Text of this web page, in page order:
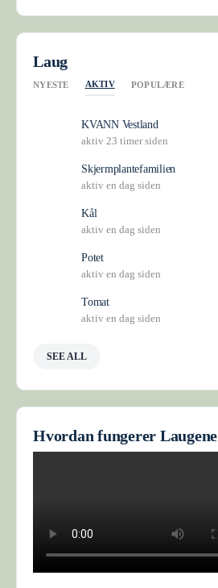
Laug
NYESTE AKTIV POPULÆRE
KVANN Vestland
aktiv 23 timer siden
Skjermplantefamilien
aktiv en dag siden
Kål
aktiv en dag siden
Potet
aktiv en dag siden
Tomat
aktiv en dag siden
SEE ALL
Hvordan fungerer Laugene